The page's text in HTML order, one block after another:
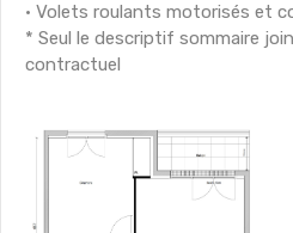
• Volets roulants motorisés et
* Seul le descriptif sommaire
contractuel